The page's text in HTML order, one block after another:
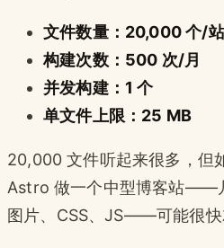
文件数量：20,000 个/
构建次数：500 次/月
并发构建：1 个
单文件上限：25 MB
20,000 文件听起来很多，但
Astro 做一个中型博客站——
图片、CSS、JS——可能很快